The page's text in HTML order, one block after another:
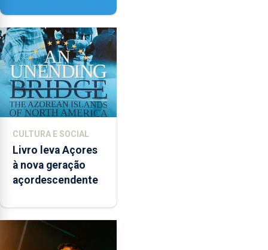
instrumentos
CULTURA E SOCIAL
Livro leva Açores
à nova geração
açordescendente